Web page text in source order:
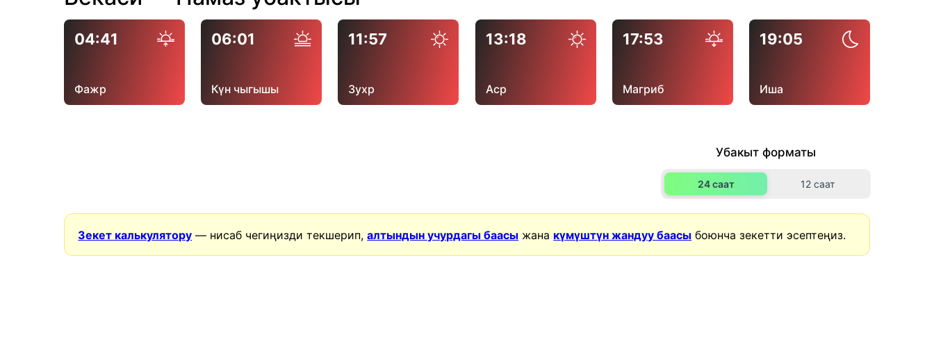
04:41
Фажр
06:01
Күн чыгышы
11:57
Зухр
13:18
Аср
17:53
Магриб
19:05
Иша
Убакыт форматы
24 саат 12 саат
Зекет калькулятору — нисаб чегиңизди текшерип,алтындын учурдагы баасы жана күмүштүн жандуу баасы боюнча зекетти эсептеңиз.